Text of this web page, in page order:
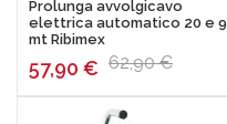
Prolunga avvolgicavo
elettrica automatico 20 e 9
mt Ribimex
57,90 € 62,90 €